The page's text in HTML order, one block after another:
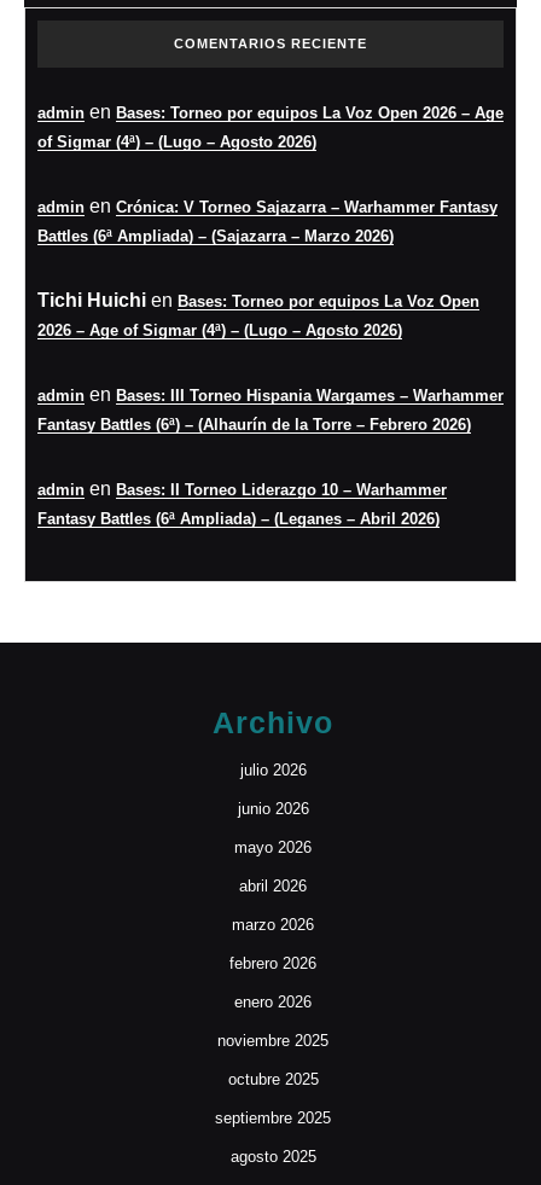
COMENTARIOS RECIENTE
admin en Bases: Torneo por equipos La Voz Open 2026 – Age
of Sigmar (4ª) – (Lugo – Agosto 2026)
admin en Crónica: V Torneo Sajazarra – Warhammer Fantasy
Battles (6ª Ampliada) – (Sajazarra – Marzo 2026)
Tichi Huichi en Bases: Torneo por equipos La Voz Open
2026 – Age of Sigmar (4ª) – (Lugo – Agosto 2026)
admin en Bases: III Torneo Hispania Wargames – Warhammer
Fantasy Battles (6ª) – (Alhaurín de la Torre – Febrero 2026)
admin en Bases: II Torneo Liderazgo 10 – Warhammer
Fantasy Battles (6ª Ampliada) – (Leganes – Abril 2026)
Archivo
julio 2026
junio 2026
mayo 2026
abril 2026
marzo 2026
febrero 2026
enero 2026
noviembre 2025
octubre 2025
septiembre 2025
agosto 2025